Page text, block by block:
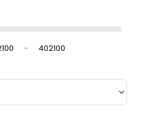
Minimum Price
-
Maximum Price